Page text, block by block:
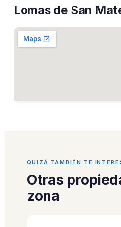
Lomas de San
QUIZÁ TAMBIÉN TE
Otras
zona